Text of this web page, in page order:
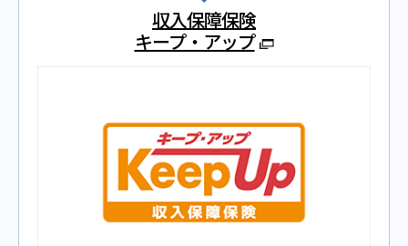
収入保障保険
キープ・アップ